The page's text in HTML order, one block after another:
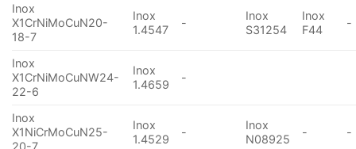
Inox
X1CrNiMoCuN20-
18-7
Inox
1.4547
-
Inox
S31254
Inox
F44
-
Inox
X1CrNiMoCuNW24-
22-6
Inox
1.4659
-
Inox
X1NiCrMoCuN25-
20-7
Inox
1.4529
-
Inox
N08925
- -